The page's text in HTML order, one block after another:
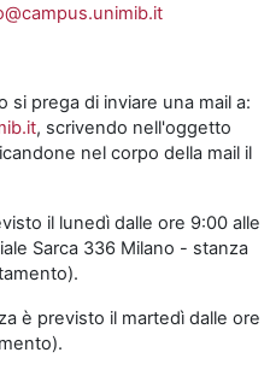
si prega di inviare una mail a:
, scrivendo nell'oggetto
nel corpo della mail il
il lunedì dalle ore 9:00 alle
Sarca 336 Milano - stanza
è previsto il martedì dalle ore